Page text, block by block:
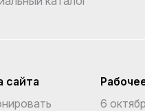
сайта
6